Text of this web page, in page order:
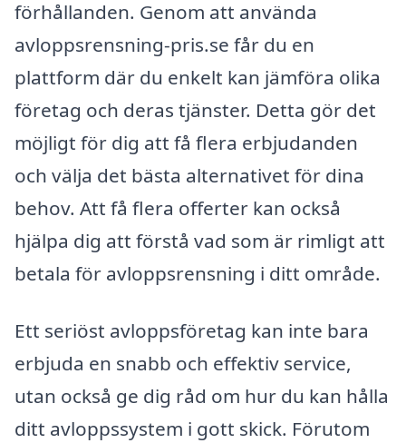
förhållanden. Genom att använda
avloppsrensning-pris.se får du en
plattform där du enkelt kan jämföra olika
företag och deras tjänster. Detta gör det
möjligt för dig att få flera erbjudanden
och välja det bästa alternativet för dina
behov. Att få flera offerter kan också
hjälpa dig att förstå vad som är rimligt att
betala för avloppsrensning i ditt område.
Ett seriöst avloppsföretag kan inte bara
erbjuda en snabb och effektiv service,
utan också ge dig råd om hur du kan hålla
ditt avloppssystem i gott skick. Förutom